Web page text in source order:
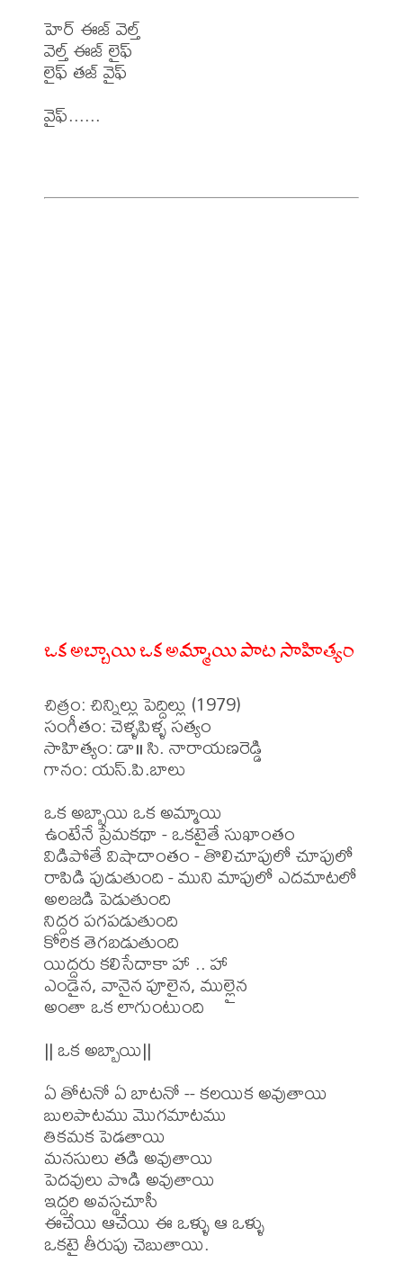
హెర్ ఈజ్ వెల్త్
వెల్త్ ఈజ్ లైఫ్
లైఫ్ తజ్ వైఫ్
వైఫ్......
ఒక అబ్బాయి ఒక అమ్మాయి పాట సాహిత్యం
చిత్రం: చిన్నిల్లు పెద్దిల్లు (1979)
సంగీతం: చెళ్ళపిళ్ళ సత్యం
సాహిత్యం: డా॥ సి. నారాయణరెడ్డి
గానం: యస్.పి.బాలు
ఒక అబ్బాయి ఒక అమ్మాయి
ఉంటేనే ప్రేమకథా - ఒకటైతే సుఖాంతం
విడిపోతే విషాదాంతం - తొలిచూపులో చూపులో
రాపిడి పుడుతుంది - ముని మాపులో ఎదమాటలో
అలజడి పెడుతుంది
నిద్దర పగపడుతుంది
కోరిక తెగబడుతుంది
యిద్దరు కలిసేదాకా హా .. హా
ఎండైన, వానైన పూలైన, ముల్లైన
అంతా ఒక లాగుంటుంది
|| ఒక అబ్బాయి||
ఏ తోటనో ఏ బాటనో -- కలయిక అవుతాయి
బులపాటము మొగమాటము
తికమక పెడతాయి
మనసులు తడి అవుతాయి
పెదవులు పొడి అవుతాయి
ఇద్దరి అవస్థచూసీ
ఈచేయి ఆచేయి ఈ ఒళ్ళు ఆ ఒళ్ళు
ఒకటై తీరుపు చెబుతాయి.